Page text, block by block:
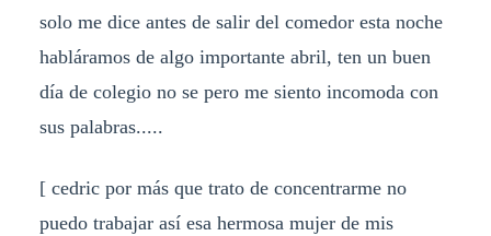
solo me dice antes de salir del comedor esta noche
habláramos de algo importante abril, ten un buen
día de colegio no se pero me siento incomoda con
sus palabras.....
[ cedric por más que trato de concentrarme no
puedo trabajar así esa hermosa mujer de mis